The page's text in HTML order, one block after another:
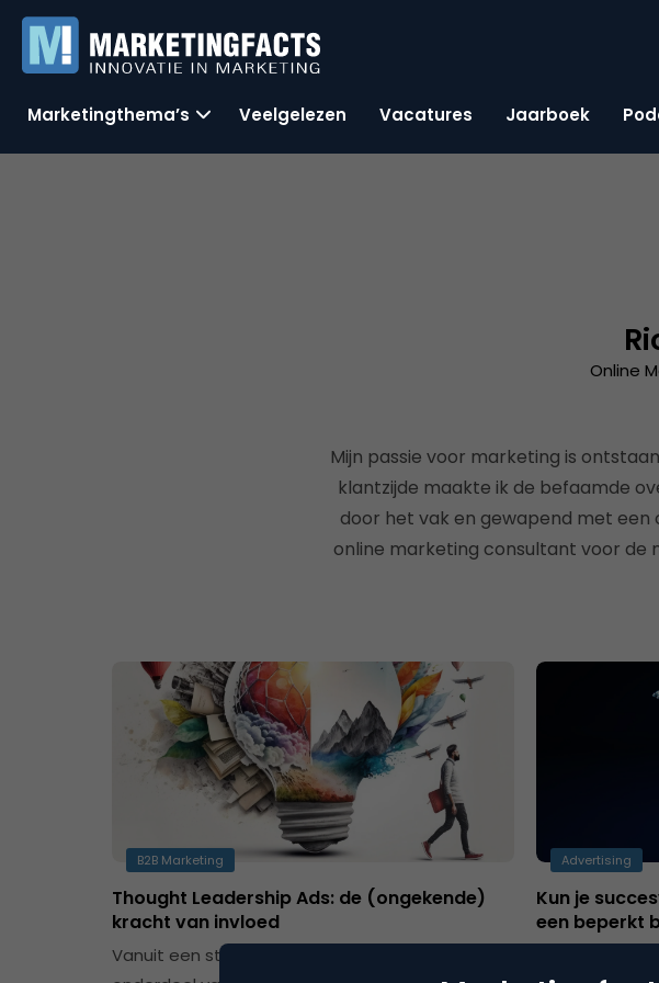
Marketingthema’s Veelgelezen Vacatures Jaarboek
Online
Mijn passie voor marketing is
klantzijde maakte ik de befaamde
door het vak en gewapend met een
online marketing consultant voor de
B2B Marketing
Thought Leadership Ads: de (ongekende)
kracht van invloed
Vanuit een strategisch perspectief kun je het
Advertising
Kun je
een beperkt